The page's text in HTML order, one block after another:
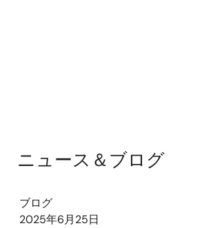
ニュース＆ブログ
ブログ
2025年6月25日